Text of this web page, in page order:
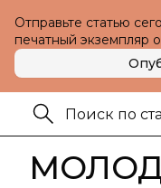
Отправьте статью
печатный экземпляр